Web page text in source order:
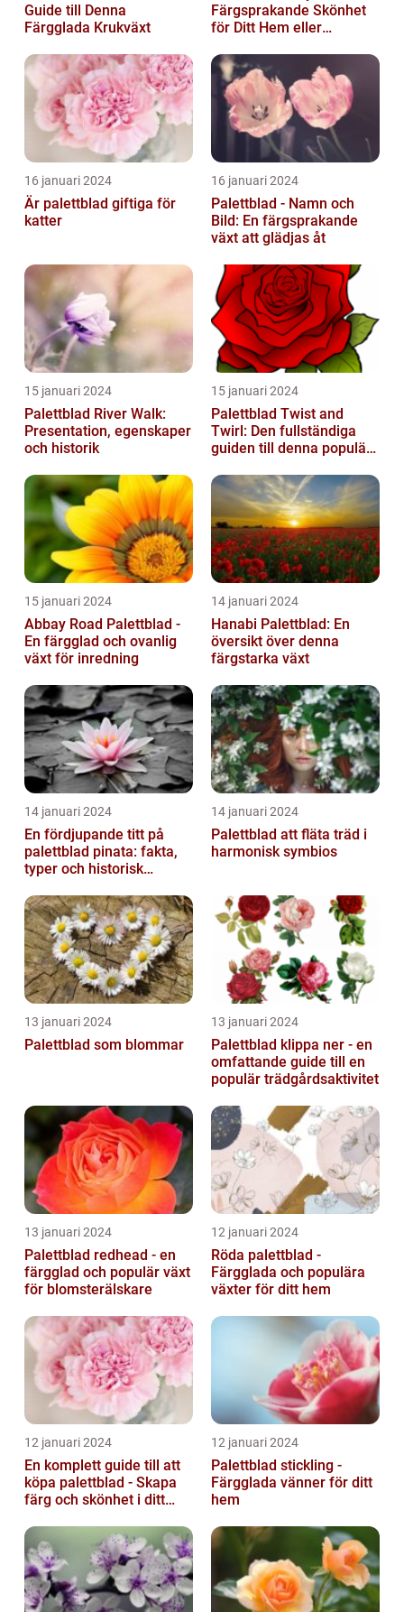
Guide till Denna
Färgglada Krukväxt
Färgsprakande Skönhet
för Ditt Hem eller
16 januari 2024
Är palettblad giftiga för
katter
16 januari 2024
Palettblad - Namn och
Bild: En färgsprakande
växt att glädjas åt
15 januari 2024
Palettblad River Walk:
Presentation, egenskaper
och historik
15 januari 2024
Palettblad Twist and
Twirl: Den fullständiga
guiden till denna populära
15 januari 2024
Abbay Road Palettblad -
En färgglad och ovanlig
växt för inredning
14 januari 2024
Hanabi Palettblad: En
översikt över denna
färgstarka växt
14 januari 2024
En fördjupande titt på
palettblad pinata: fakta,
typer och historisk
14 januari 2024
Palettblad att fläta träd i
harmonisk symbios
13 januari 2024
Palettblad som blommar
13 januari 2024
Palettblad klippa ner - en
omfattande guide till en
populär trädgårdsaktivitet
13 januari 2024
Palettblad redhead - en
färgglad och populär växt
för blomsterälskare
12 januari 2024
Röda palettblad -
Färgglada och populära
växter för ditt hem
12 januari 2024
En komplett guide till att
köpa palettblad - Skapa
färg och skönhet i ditt
12 januari 2024
Palettblad stickling -
Färgglada vänner för ditt
hem